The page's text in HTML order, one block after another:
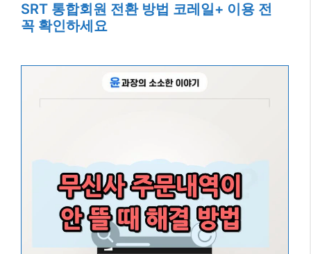
SRT 통합회원 전환 방법 코레일+ 이용 전
꼭 확인하세요